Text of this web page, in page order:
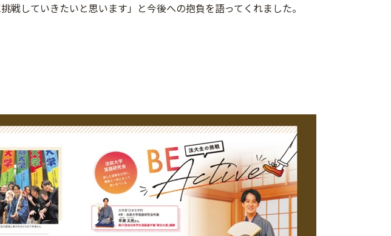
戦していきたいと思います」と今後への抱負を語ってくれました。